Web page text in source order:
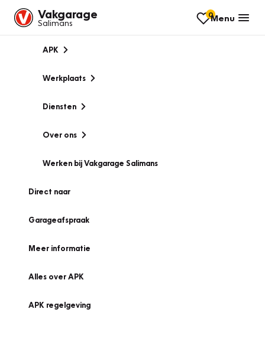
Vakgarage
Salimans
0Menu
APK
Werkplaats
Diensten
Over ons
Werken bij Vakgarage Salimans
Direct naar
Garageafspraak
Meer informatie
Alles over APK
APK regelgeving